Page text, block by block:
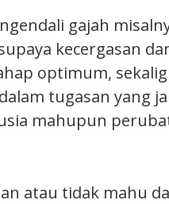
gajah
kecergasan
optimum,
tugasan yang
mahupun
atau tidak mahu